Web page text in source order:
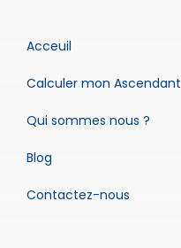
Acceuil
Calculer mon Ascendant
Qui sommes nous ?
Blog
Contactez-nous